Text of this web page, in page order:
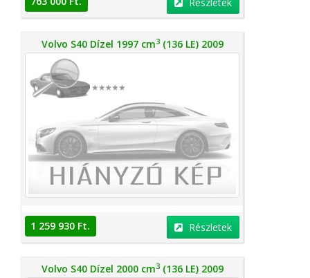
Volvo S40 Dízel 1997 cm3(136 LE) 2009
1 259 930 Ft. Részletek
Volvo S40 Dízel 2000 cm3(136 LE) 2009